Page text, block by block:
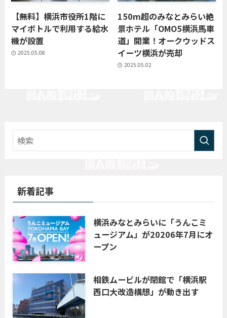
【無料】横浜市役所1階に
マイボトルで利用する給水
機が設置
2025.05.08
150m超のみなとみらい絶
景ホテル「OMO5横浜馬車
道」開業！オークウッドス
イーツ横浜が売却
2025.05.02
新着記事
横浜みなとみらいに「うんこミ
ュージアム」が20206年7月にオ
ープン
相鉄ムービルが閉館で「横浜駅
西口大改造構想」が動き出す